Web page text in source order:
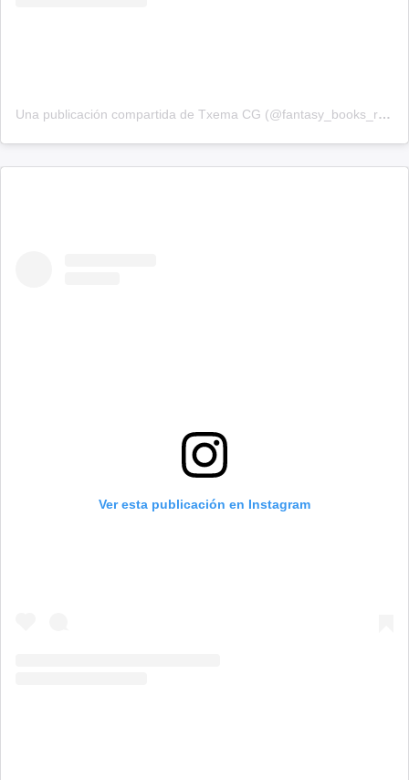
Una publicación compartida de Txema CG (@fantasy_books_readerrr)
Ver esta publicación en Instagram